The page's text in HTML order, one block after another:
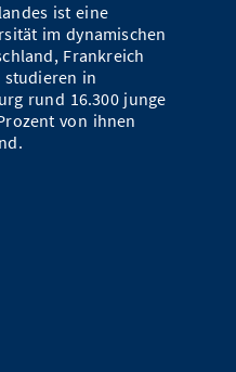
ist eine
im dynamischen
Frankreich
studieren in
rund 16.300 junge
von ihnen